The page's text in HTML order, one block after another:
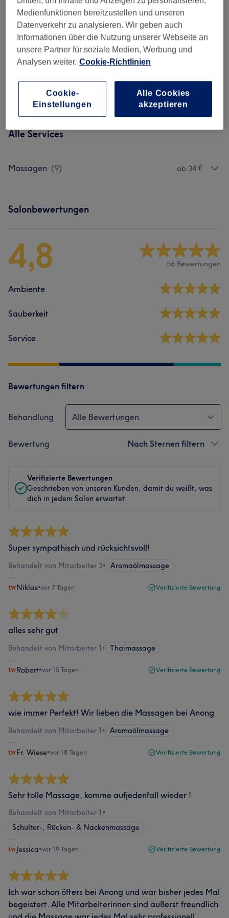
90 Minuten (Partner 2 Personen)
gleichzeitig
1 Std. 30 Min.
140 € Auswählen
120 Minuten (Partner 2 Personen) 188 €
Alle Services
Massagen (9) ab 34 €
Salonbewertungen
4,8 56 Bewertungen
Ambiente
Sauberkeit
Service
Bewertungen filtern
Behandlung Alle Bewertungen
Bewertung Nach Sternen filtern
Verifizierte Bewertungen
Geschrieben von unseren Kunden, damit du weißt, was
dich in jedem Salon erwartet.
Super sympathisch und rücksichtsvoll!
Behandelt von Mitarbeiter 3• Aromaölmassage
Niklas•vor 7 Tagen Verifizierte Bewertung
alles sehr gut
Behandelt von Mitarbeiter 1 • Thaimassage
Robert•vor 15 Tagen Verifizierte Bewertung
wie immer Perfekt! Wir lieben die Massagen bei Anong
Behandelt von Mitarbeiter 1 • Aromaölmassage
Fr. Wiese•vor 18 Tagen Verifizierte Bewertung
Sehr tolle Massage, komme aufjedenfall wieder !
Behandelt von Mitarbeiter 1 •
Schulter-, Rücken- & Nackenmassage
Jessica•vor 19 Tagen Verifizierte Bewertung
Ich war schon öfters bei Anong und war bisher jedes Mal
begeistert. Alle Mitarbeiterinnen sind äußerst freundlich
Medienfunktionen bereitzustellen und unseren
Datenverkehr zu analysieren. Wir geben auch
Informationen über die Nutzung unserer Webseite an
unsere Partner für soziale Medien, Werbung und
Analysen weiter. Cookie-Richtlinien
Cookie-
Einstellungen
Alle Cookies
akzeptieren